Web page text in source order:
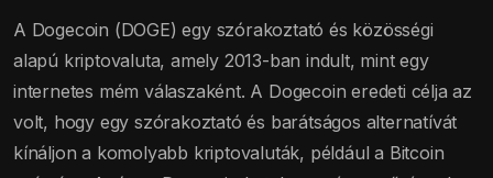
A Dogecoin (DOGE) egy szórakoztató és közösségi
alapú kriptovaluta, amely 2013-ban indult, mint egy
internetes mém válaszaként. A Dogecoin eredeti célja az
volt, hogy egy szórakoztató és barátságos alternatívát
kínáljon a komolyabb kriptovaluták, például a Bitcoin